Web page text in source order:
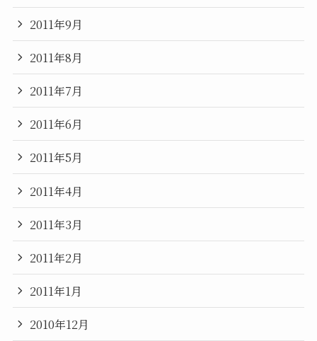
2011年9月
2011年8月
2011年7月
2011年6月
2011年5月
2011年4月
2011年3月
2011年2月
2011年1月
2010年12月